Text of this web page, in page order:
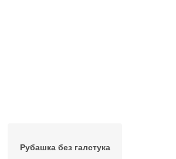
Рубашка без галстука